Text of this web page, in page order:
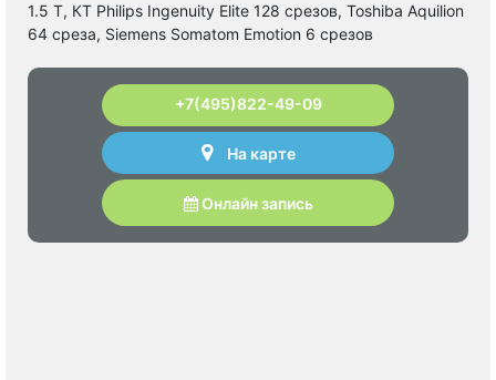
1.5 T, КТ Philips Ingenuity Elite 128 срезов, Toshiba Aquilion
64 среза, Siemens Somatom Emotion 6 срезов
+7(495)822-49-09
На карте
Онлайн запись